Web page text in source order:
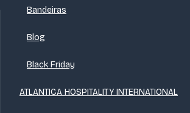
Bandeiras
Blog
Black Friday
ATLANTICA HOSPITALITY INTERNATIONAL